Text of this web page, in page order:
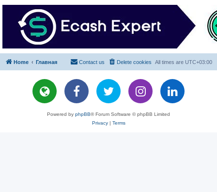
Home Главная All times are UTC+03:00
Delete cookies
Contact us
Powered by phpBB® Forum Software © phpBB Limited
Privacy| Terms